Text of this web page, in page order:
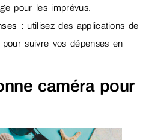
pour les imprévus.
: utilisez des applications de
suivre vos dépenses en
caméra pour